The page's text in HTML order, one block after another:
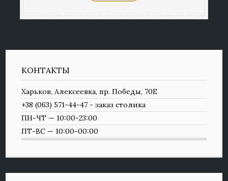
КОНТАКТЫ
Харьков, Алексеевка, пр. Победы, 70Е
+38 (063) 571-44-47 - заказ столика
ПН-ЧТ — 10:00-23:00
ПТ-ВС — 10:00-00:00